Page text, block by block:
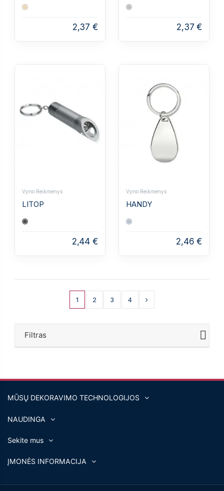
2,37 € 2,37 €
Vyno Reikmenys
LITOP
2,44 €
Vyno Reikmenys
HANDY
2,46 €
1 2 3 4
Filtras
MŪSŲ DEKORAVIMO TECHNOLOGIJOS
NAUDINGA
Sekite mus
ĮMONĖS INFORMACIJA